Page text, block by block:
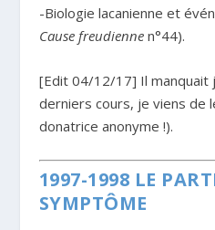
-Biologie lacanienne et
Cause freudienne n°44).
[Edit 04/12/17] Il manquait
derniers cours, je viens de
donatrice anonyme !).
1997-1998 LE
SYMPTÔME